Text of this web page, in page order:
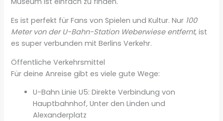
Es ist perfekt für Fans von Spielen und Kultur. Nur 100
Meter von der U-Bahn-Station Weberwiese entfernt, ist
es super verbunden mit Berlins Verkehr.
Öffentliche Verkehrsmittel
Für deine Anreise gibt es viele gute Wege:
U-Bahn Linie U5: Direkte Verbindung von
Hauptbahnhof, Unter den Linden und
Alexanderplatz